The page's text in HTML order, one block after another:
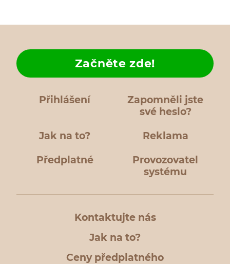
Přihlášení
Zapomněli jste
své heslo?
Jak na to?
Začněte zde!
Reklama
Předplatné
Provozovatel
systému
Kontaktujte nás
Jak na to?
Ceny předplatného